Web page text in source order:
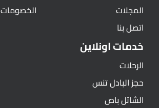
المجلات
اتصل بنا
الخصومات
خدمات اونلاين
الرحلات
حجز البادل تنس
الشاتل باص